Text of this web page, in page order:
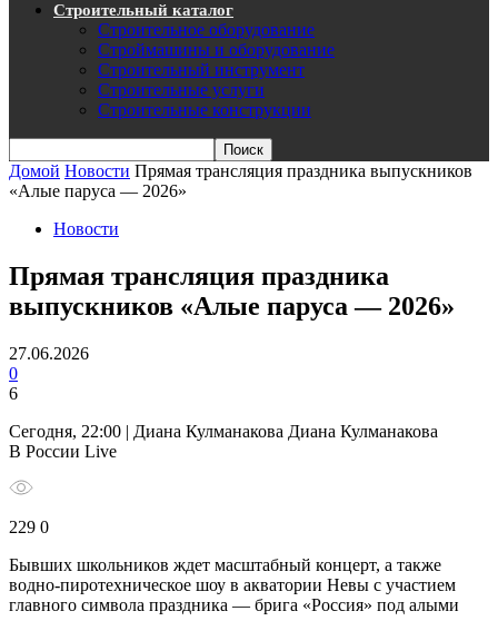
Строительный каталог
Строительное оборудование
Строймашины и оборудование
Строительный инструмент
Строительные услуги
Строительные конструкции
Домой Новости Прямая трансляция праздника выпускников
«Алые паруса — 2026»
Новости
Прямая трансляция праздника
выпускников «Алые паруса — 2026»
27.06.2026
0
6
Сегодня, 22:00 | Диана Кулманакова Диана Кулманакова
В России Live
229 0
Бывших школьников ждет масштабный концерт, а также
водно-пиротехническое шоу в акватории Невы с участием
главного символа праздника — брига «Россия» под алыми